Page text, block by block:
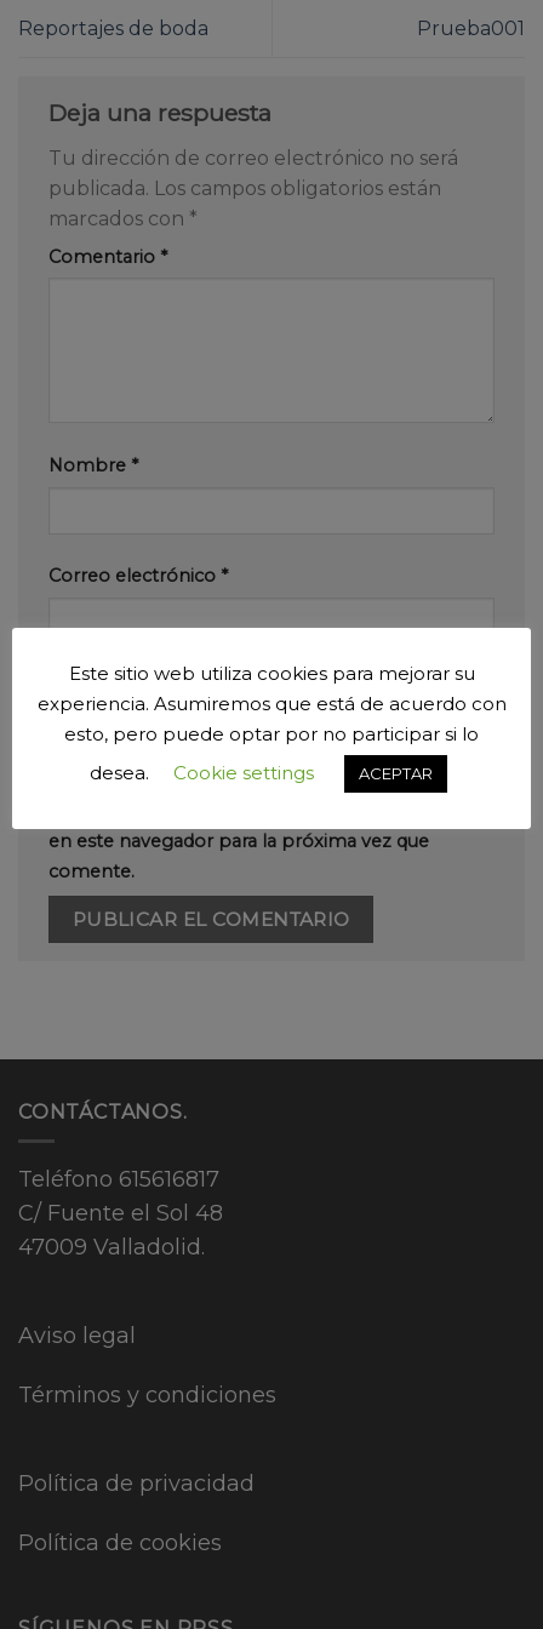
Reportajes de boda Prueba001
Deja una respuesta
Tu dirección de correo electrónico no será
publicada. Los campos obligatorios están
marcados con *
Comentario *
Nombre *
Correo electrónico *
Web
Guarda mi nombre, correo electrónico y web
en este navegador para la próxima vez que
comente.
CONTÁCTANOS.
Teléfono 615616817
C/ Fuente el Sol 48
47009 Valladolid.
Aviso legal
Términos y condiciones
Política de privacidad
Política de cookies
Este sitio web utiliza cookies para mejorar su
experiencia. Asumiremos que está de acuerdo con
esto, pero puede optar por no participar si lo
desea.
Cookie settings ACEPTAR